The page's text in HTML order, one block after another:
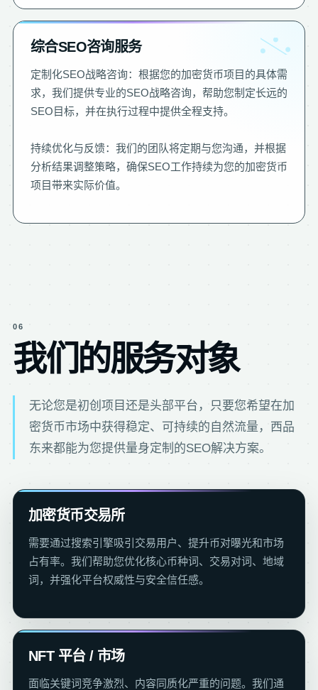
综合SEO咨询服务
定制化SEO战略咨询：根据您的加密货币项目的具体需
求，我们提供专业的SEO战略咨询，帮助您制定长远的
SEO目标，并在执行过程中提供全程支持。
持续优化与反馈：我们的团队将定期与您沟通，并根据
分析结果调整策略，确保SEO工作持续为您的加密货币
项目带来实际价值。
06
我们的服务对象
无论您是初创项目还是头部平台，只要您希望在加
密货币市场中获得稳定、可持续的自然流量，西品
东来都能为您提供量身定制的SEO解决方案。
加密货币交易所
需要通过搜索引擎吸引交易用户、提升币对曝光和市场
占有率。我们帮助您优化核心币种词、交易对词、地域
词，并强化平台权威性与安全信任感。
NFT 平台 / 市场
面临关键词竞争激烈、内容同质化严重的问题。我们通